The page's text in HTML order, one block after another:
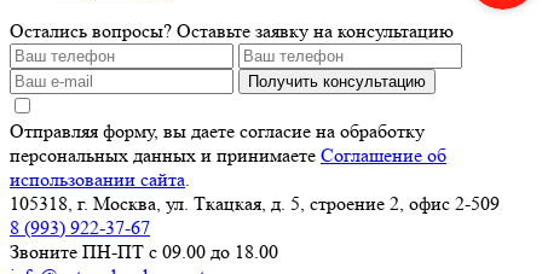
Остались вопросы? Оставьте заявку на консультацию
Получить консультацию
Отправляя форму, вы даете согласие на обработку
персональных данных и принимаете Соглашение об
использовании сайта.
105318, г. Москва, ул. Ткацкая, д. 5, строение 2, офис 2-509
8 (993) 922-37-67
Звоните ПН-ПТ с 09.00 до 18.00